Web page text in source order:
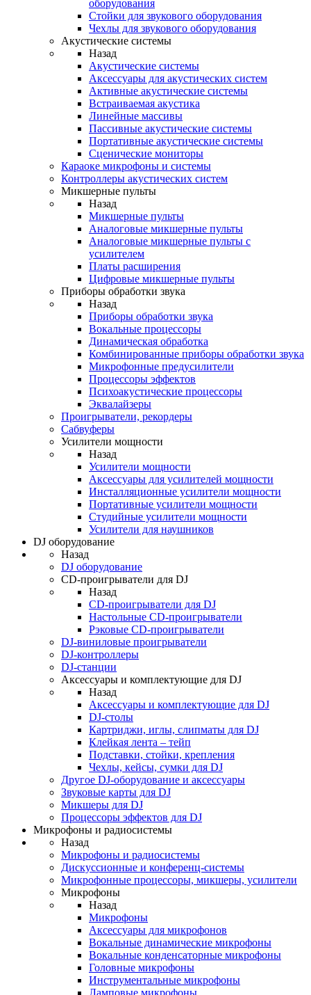
оборудования
Стойки для звукового оборудования
Чехлы для звукового оборудования
Акустические системы
Назад
Акустические системы
Аксессуары для акустических систем
Активные акустические системы
Встраиваемая акустика
Линейные массивы
Пассивные акустические системы
Портативные акустические системы
Сценические мониторы
Караоке микрофоны и системы
Контроллеры акустических систем
Микшерные пульты
Назад
Микшерные пульты
Аналоговые микшерные пульты
Аналоговые микшерные пульты с
усилителем
Платы расширения
Цифровые микшерные пульты
Приборы обработки звука
Назад
Приборы обработки звука
Вокальные процессоры
Динамическая обработка
Комбинированные приборы обработки звука
Микрофонные предусилители
Процессоры эффектов
Психоакустические процессоры
Эквалайзеры
Проигрыватели, рекордеры
Сабвуферы
Усилители мощности
Назад
Усилители мощности
Аксессуары для усилителей мощности
Инсталляционные усилители мощности
Портативные усилители мощности
Студийные усилители мощности
Усилители для наушников
DJ оборудование
Назад
DJ оборудование
CD-проигрыватели для DJ
Назад
CD-проигрыватели для DJ
Настольные CD-проигрыватели
Рэковые CD-проигрыватели
DJ-виниловые проигрыватели
DJ-контроллеры
DJ-станции
Аксессуары и комплектующие для DJ
Назад
Аксессуары и комплектующие для DJ
DJ-столы
Картриджи, иглы, слипматы для DJ
Клейкая лента – тейп
Подставки, стойки, крепления
Чехлы, кейсы, сумки для DJ
Другое DJ-оборудование и аксессуары
Звуковые карты для DJ
Микшеры для DJ
Процессоры эффектов для DJ
Микрофоны и радиосистемы
Назад
Микрофоны и радиосистемы
Дискуссионные и конференц-системы
Микрофонные процессоры, микшеры, усилители
Микрофоны
Назад
Микрофоны
Аксессуары для микрофонов
Вокальные динамические микрофоны
Вокальные конденсаторные микрофоны
Головные микрофоны
Инструментальные микрофоны
Ламповые микрофоны